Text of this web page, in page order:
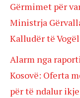
Gërmimet për
Ministrja
Kalludër të Vogël
Alarm nga
Kosovë: Oferta
për të ndalur